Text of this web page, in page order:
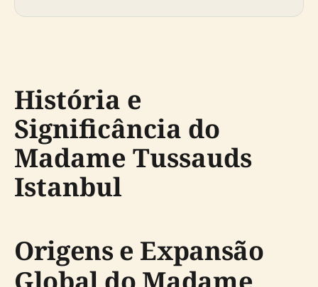
História e
Significância do
Madame Tussauds
Istanbul
Origens e Expansão